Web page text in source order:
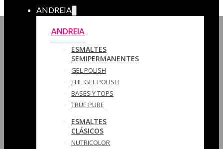
ANDREIA
ANDREIA
ESMALTES
SEMIPERMANENTES
GEL POLISH
THE GEL POLISH
BASES Y‎ TOPS
TRUE PURE
ESMALTES
CLÁSICOS
NUTRICOLOR